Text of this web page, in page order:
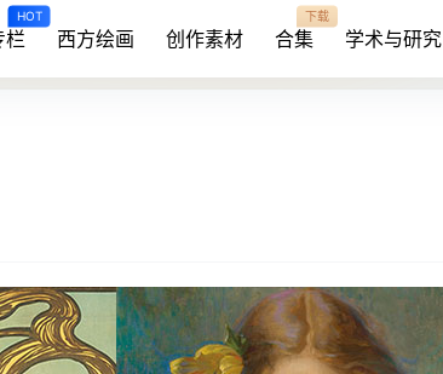
栏
HOT
西方绘画 创作素材 合集
下载
学术与研究